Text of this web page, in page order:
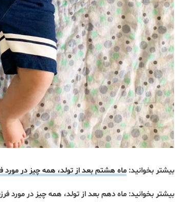
بیشتر بخوانید:ماه هشتم بعد از تولد، همه چیز در مورد
بیشتر بخوانید: ماه دهم بعد از تولد، همه چیز در مورد